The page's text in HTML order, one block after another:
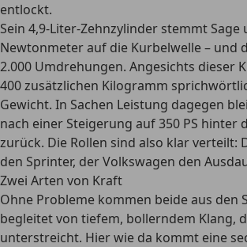
entlockt.
Sein 4,9-Liter-Zehnzylinder stemmt Sage
Newtonmeter auf die Kurbelwelle – und
2.000 Umdrehungen. Angesichts dieser
400 zusätzlichen Kilogramm
Gewicht. In Sachen Leistung dagegen
nach einer Steigerung auf 350 PS hinter
zurück. Die Rollen sind also klar verteilt:
den Sprinter, der Volkswagen den
Zwei Arten von Kraft
Ohne Probleme kommen beide aus den
begleitet von tiefem, bollerndem Klang,
unterstreicht. Hier wie da kommt eine